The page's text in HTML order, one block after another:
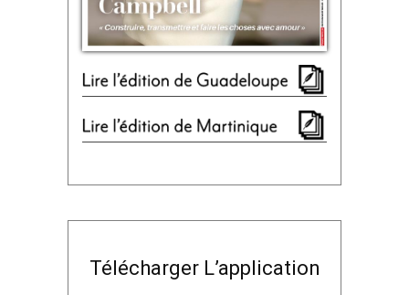
Télécharger L’application